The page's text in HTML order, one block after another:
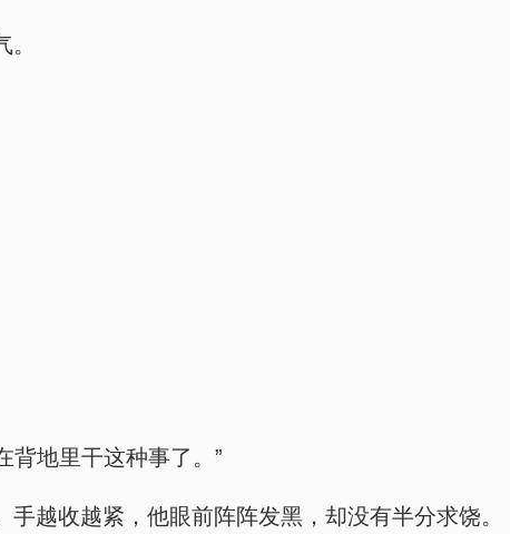
背地里干这种事了。”
越收越紧，他眼前阵阵发黑，却没有半分求饶。